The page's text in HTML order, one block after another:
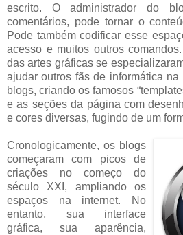
escrito. O administrador do
comentários, pode tornar o
Pode também codificar esse
acesso e muitos outros
das artes gráficas se
ajudar outros fãs de informática
blogs, criando os famosos
e as seções da página com
e cores diversas, fugindo de um
Cronologicamente, os blogs
começaram com picos de
criações no começo do
século XXI, ampliando os
espaços na internet. No
entanto, sua interface
gráfica, sua aparência,